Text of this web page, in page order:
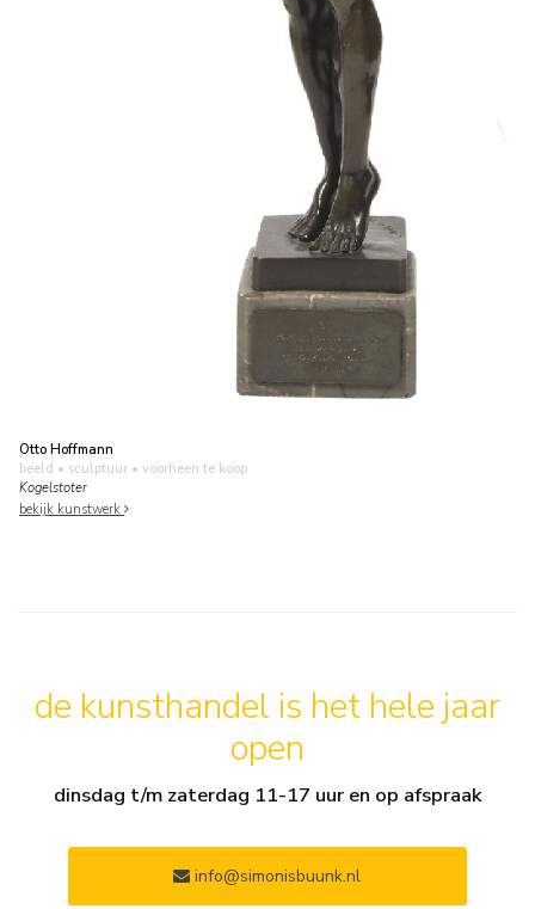
Otto Hoffmann
beeld • sculptuur • voorheen te koop
Kogelstoter
bekijk kunstwerk
de kunsthandel is het hele jaar
open
dinsdag t/m zaterdag 11-17 uur en op afspraak
info@simonisbuunk.nl